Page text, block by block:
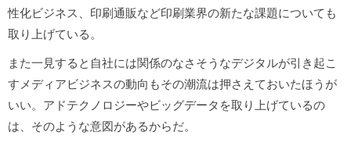
性化ビジネス、印刷通販など印刷業界の新たな課題についても
取り上げている。
また一見すると自社には関係のなさそうなデジタルが引き起こ
すメディアビジネスの動向もその潮流は押さえておいたほうが
いい。アドテクノロジーやビッグデータを取り上げているの
は、そのような意図があるからだ。